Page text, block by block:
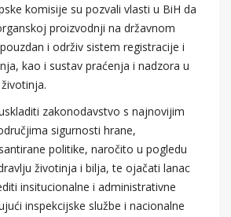
komisije su pozvali vlasti u BiH da
proizvodnji na državnom
i održiv sistem registracije i
kao i sustav praćenja i nadzora u
zakonodavstvo s najnovijim
sigurnosti hrane,
politike, naročito u pogledu
životinja i bilja, te ojačati lanac
insitucionalne i administrativne
inspekcijske službe i nacionalne